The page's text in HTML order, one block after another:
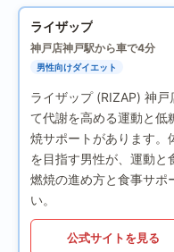
ライザップ
神戸店神戸駅から車で4分
男性向けダイエット
ライザップ (RIZAP) 神
て代謝を高める運動と低
焼サポートがあります。
を目指す男性が、運動と
燃焼の進め方と食事サポ
い。
公式サイトを見る